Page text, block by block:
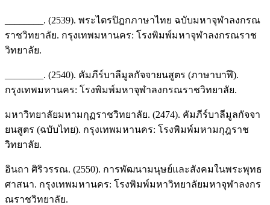
________. (2539). พระไตรปิฎกภาษาไทย ฉบับมหาจุฬาลงกรณ
ราชวิทยาลัย. กรุงเทพมหานคร: โรงพิมพ์มหาจุฬาลงกรณราช
วิทยาลัย.
________. (2540). คัมภีร์บาลีมูลกัจจายนสูตร (ภาษาบาฬี).
กรุงเทพมหานคร: โรงพิมพ์มหาจุฬาลงกรณราชวิทยาลัย.
มหาวิทยาลัยมหามกุฏราชวิทยาลัย. (2474). คัมภีร์บาลีมูลกัจจา
ยนสูตร (ฉบับไทย). กรุงเทพมหานคร: โรงพิมพ์มหามกุฎราช
วิทยาลัย.
อินถา ศิริวรรณ. (2550). การพัฒนามนุษย์และสังคมในพระพุทธ
ศาสนา. กรุงเทพมหานคร: โรงพิมพ์มหาวิทยาลัยมหาจุฬาลงกร
ณราชวิทยาลัย.